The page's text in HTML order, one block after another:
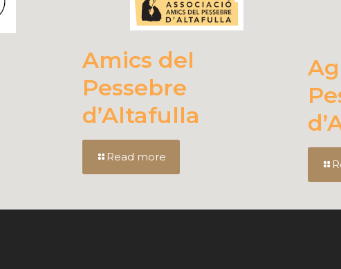
Amics del
Pessebre
d’Altafulla
Read more